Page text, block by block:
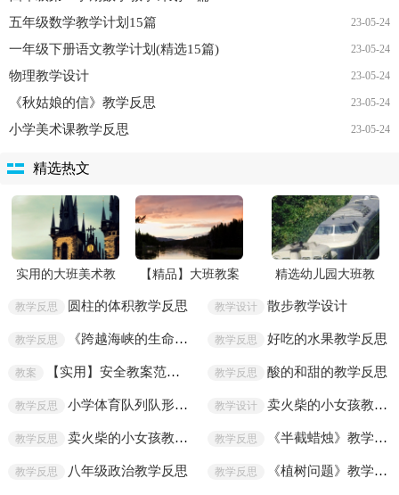
23-05-24
五年级数学教学计划15篇
23-05-24
一年级下册语文教学计划(精选15篇)
23-05-24
物理教学设计
23-05-24
《秋姑娘的信》教学反思
23-05-24
小学美术课教学反思
精选热文
实用的大班美术教
案模板6篇
【精品】大班教案
精选幼儿园大班教
案范文集合10篇
教学反思 圆柱的体积教学反思 教学设计 散步教学设计
教学反思 《跨越海峡的生命桥》教学反思 教学反思 好吃的水果教学反思
教案 【实用】安全教案范文集合七篇 教学反思 酸的和甜的教学反思
教学反思 小学体育队列队形教学反思 教学设计 卖火柴的小女孩教学设计
教学反思 卖火柴的小女孩教学反思 教学反思 《半截蜡烛》教学反思
教学反思 八年级政治教学反思 教学反思 《植树问题》教学反思